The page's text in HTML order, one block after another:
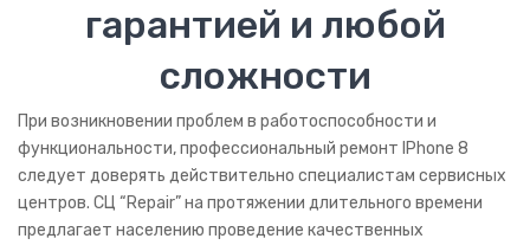
Тонометры
Миостимуляторы
Алкотестеры
Слуховые аппараты
Физио аппараты
гарантией и любой
сложности
При возникновении проблем в работоспособности и
функциональности, профессиональный ремонт IPhone 8
следует доверять действительно специалистам сервисных
центров. СЦ “Repair” на протяжении длительного времени
предлагает населению проведение качественных